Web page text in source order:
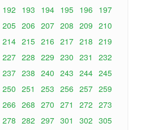
192 193 194 195 196 197
205 206 207 208 209 210
214 215 216 217 218 219
227 228 229 230 231
232
237 238 240 243 244 245
250 251 253 256 257 259
266 268 270 271 272 273
278 282 297 301 302 305